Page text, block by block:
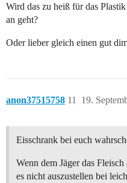
Wird das zu heiß für das
an geht?
Oder lieber gleich einen gut
anon37515758 19.
11
Eisschrank bei euch
Wenn dem Jäger das
es nicht auszustellen bei